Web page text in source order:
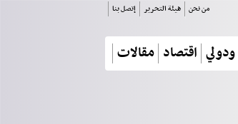
من نحن هيئة التحرير إتصل بنا
اقتصاد مقالات